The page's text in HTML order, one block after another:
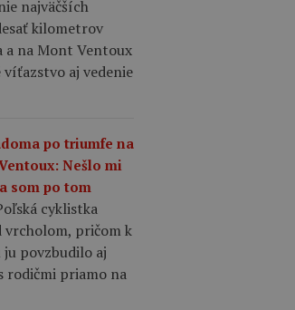
najväčších
kilometrov
a na Mont Ventoux
víťazstvo aj vedenie
po triumfe na
Nešlo mi
som po tom
cyklistka
vrcholom, pričom k
povzbudilo aj
rodičmi priamo na